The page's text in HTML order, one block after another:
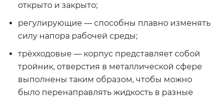
открыто и закрыто;
регулирующие — способны плавно изменять
силу напора рабочей среды;
трёхходовые — корпус представляет собой
тройник, отверстия в металлической сфере
выполнены таким образом, чтобы можно
было перенаправлять жидкость в разные